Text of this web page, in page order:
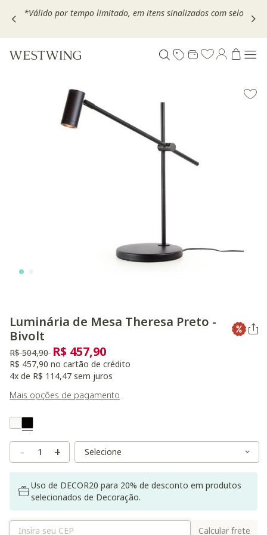
*Válido por tempo limitado, em itens sinalizados com selo
Luminária de Mesa Theresa Preto -
Bivolt
Preço reduzido de
R$ 504,90 para
R$ 457,90
R$ 457,90 no cartão de crédito
4x de R$ 114,47 sem juros
Mais opções de pagamento
Selected
- + Variant Size
Variant Size
Uso de DECOR20 para 20% de desconto em produtos
selecionados de Decoração.
Calcular frete